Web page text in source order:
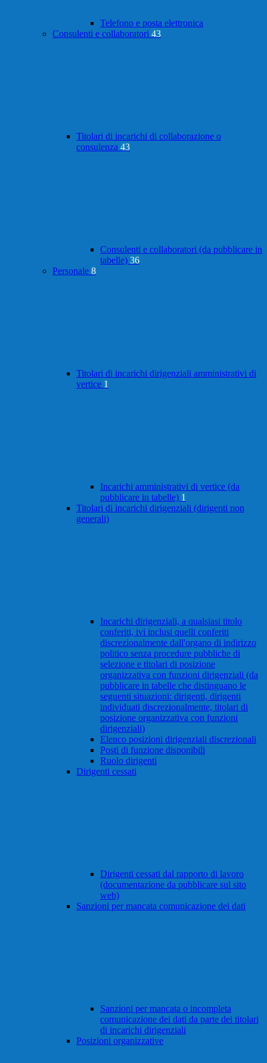
Telefono e posta elettronica
Consulenti e collaboratori 43
Titolari di incarichi di collaborazione o
consulenza 43
Consulenti e collaboratori (da pubblicare in
tabelle) 36
Personale 8
Titolari di incarichi dirigenziali amministrativi di
vertice 1
Incarichi amministrativi di vertice (da
pubblicare in tabelle) 1
Titolari di incarichi dirigenziali (dirigenti non
generali)
Incarichi dirigenziali, a qualsiasi titolo
conferiti, ivi inclusi quelli conferiti
discrezionalmente dall'organo di indirizzo
politico senza procedure pubbliche di
selezione e titolari di posizione
organizzativa con funzioni dirigenziali (da
pubblicare in tabelle che distinguano le
seguenti situazioni: dirigenti, dirigenti
individuati discrezionalmente, titolari di
posizione organizzativa con funzioni
dirigenziali)
Elenco posizioni dirigenziali discrezionali
Posti di funzione disponibili
Ruolo dirigenti
Dirigenti cessati
Dirigenti cessati dal rapporto di lavoro
(documentazione da pubblicare sul sito
web)
Sanzioni per mancata comunicazione dei dati
Sanzioni per mancata o incompleta
comunicazione dei dati da parte dei titolari
di incarichi dirigenziali
Posizioni organizzative